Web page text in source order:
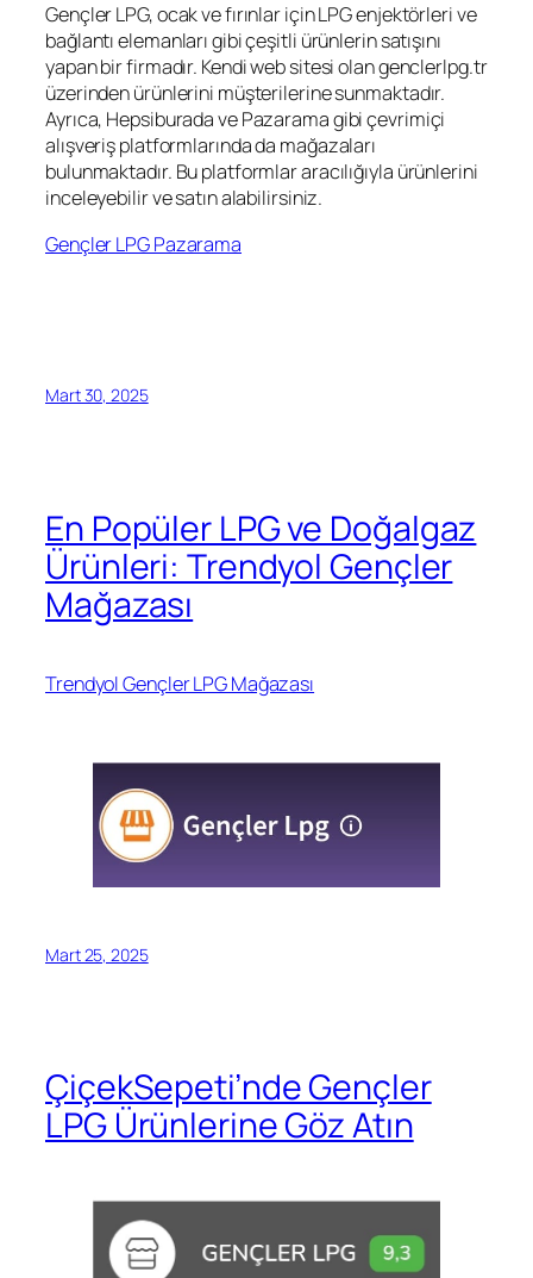
Gençler LPG, ocak ve fırınlar için LPG enjektörleri ve
bağlantı elemanları gibi çeşitli ürünlerin satışını
yapan bir firmadır. Kendi web sitesi olan genclerlpg.tr
üzerinden ürünlerini müşterilerine sunmaktadır.
Ayrıca, Hepsiburada ve Pazarama gibi çevrimiçi
alışveriş platformlarında da mağazaları
bulunmaktadır. Bu platformlar aracılığıyla ürünlerini
inceleyebilir ve satın alabilirsiniz.
Gençler LPG Pazarama
Mart 30, 2025
En Popüler LPG ve Doğalgaz
Ürünleri: Trendyol Gençler
Mağazası
Trendyol Gençler LPG Mağazası
Mart 25, 2025
ÇiçekSepeti’nde Gençler
LPG Ürünlerine Göz Atın